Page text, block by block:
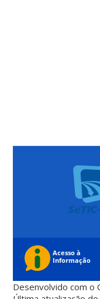
Desenvolvido com o